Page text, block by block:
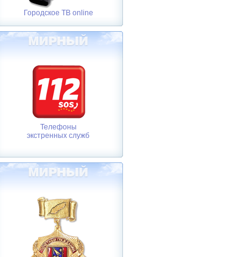
Городское ТВ online
Телефоны
экстренных служб